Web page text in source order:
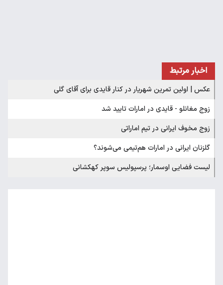
اخبار مرتبط
عکس | اولین تمرین شهریار در کنار قایدی برای آقای گلی
زوج مغانلو - قایدی در امارات تایید شد
زوج مخوف ایرانی در تیم اماراتی
گلزنان ایرانی در امارات هم‌تیمی می‌شوند؟
لیست فضایی اوسمار؛ پرسپولیس سوپر کهکشانی